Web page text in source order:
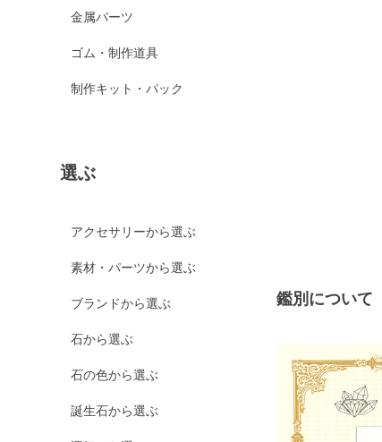
金属パーツ
ゴム・制作道具
制作キット・パック
選ぶ
アクセサリーから選ぶ
素材・パーツから選ぶ
ブランドから選ぶ
石から選ぶ
石の色から選ぶ
誕生石から選ぶ
鑑別について